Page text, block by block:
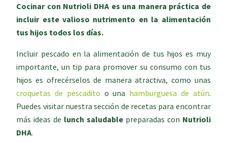
Cocinar con Nutrioli DHA es una manera práctica de
incluir este valioso nutrimento en la alimentación
tus hijos todos los días.
Incluir pescado en la alimentación de tus hijos es muy
importante, un tip para promover su consumo con tus
hijos es ofrecérselos de manera atractiva, como unas
croquetas de pescadito o una hamburguesa de atún.
Puedes visitar nuestra sección de recetas para encontrar
más ideas de lunch saludablepreparadas con Nutrioli
DHA.